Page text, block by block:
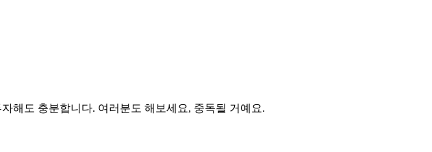
해도 충분합니다. 여러분도 해보세요, 중독될 거예요.